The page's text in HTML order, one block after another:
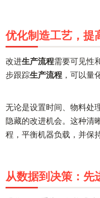
优化制造工艺，提
改进生产流程需要可见性
步跟踪生产流程 ，可以量
无论是设置时间、物料处
隐藏的改进机会。这种清
程，平衡机器负载，并保
从数据到决策：先